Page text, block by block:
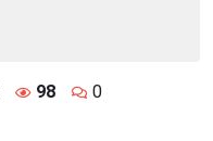
98 0